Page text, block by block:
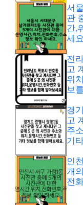
서
관
간,
세
전
고
위
보
경
고
주
기
인
개
전